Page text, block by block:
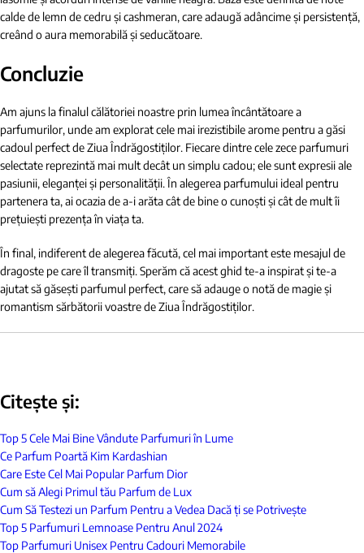
calde de lemn de cedru și cashmeran, care adaugă adâncime și persistență,
creând o aura memorabilă și seducătoare.
Concluzie
Am ajuns la finalul călătoriei noastre prin lumea încântătoare a
parfumurilor, unde am explorat cele mai irezistibile arome pentru a găsi
cadoul perfect de Ziua Îndrăgostiților. Fiecare dintre cele zece parfumuri
selectate reprezintă mai mult decât un simplu cadou; ele sunt expresii ale
pasiunii, eleganței și personalității. În alegerea parfumului ideal pentru
partenera ta, ai ocazia de a-i arăta cât de bine o cunoști și cât de mult îi
prețuiești prezența în viața ta.
În final, indiferent de alegerea făcută, cel mai important este mesajul de
dragoste pe care îl transmiți. Sperăm că acest ghid te-a inspirat și te-a
ajutat să găsești parfumul perfect, care să adauge o notă de magie și
romantism sărbătorii voastre de Ziua Îndrăgostiților.
Citește și:
Top 5 Cele Mai Bine Vândute Parfumuri în Lume
Ce Parfum Poartă Kim Kardashian
Care Este Cel Mai Popular Parfum Dior
Cum să Alegi Primul tău Parfum de Lux
Cum Să Testezi un Parfum Pentru a Vedea Dacă ți se Potrivește
Top 5 Parfumuri Lemnoase Pentru Anul 2024
Top Parfumuri Unisex Pentru Cadouri Memorabile